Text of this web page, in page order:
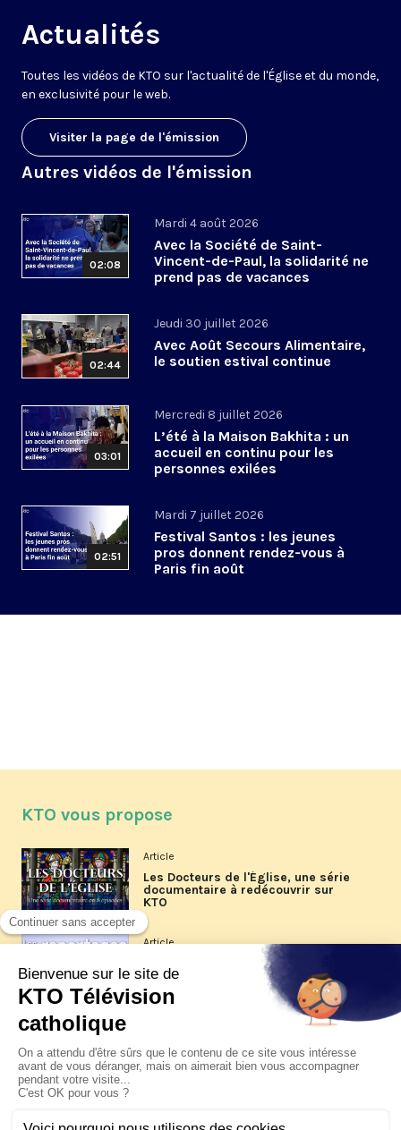
Actualités
Toutes les vidéos de KTO sur l'actualité de l'Église et du monde,
en exclusivité pour le web.
Visiter la page de l'émission
Autres vidéos de l'émission
02:08
Mardi 4 août 2026
Avec la Société de Saint-
Vincent-de-Paul, la solidarité ne
prend pas de vacances
02:44
Jeudi 30 juillet 2026
Avec Août Secours Alimentaire,
le soutien estival continue
03:01
Mercredi 8 juillet 2026
L’été à la Maison Bakhita : un
accueil en continu pour les
personnes exilées
02:51
Mardi 7 juillet 2026
Festival Santos : les jeunes
pros donnent rendez-vous à
Paris fin août
KTO vous propose
Article
Les Docteurs de l'Église, une série
documentaire à redécouvrir sur
KTO
Article
Les reportages d'été 2026 de KTO
La visite pastorale du pape Léon
XIV à Assise à suivre sur KTO le
jeudi 6 août